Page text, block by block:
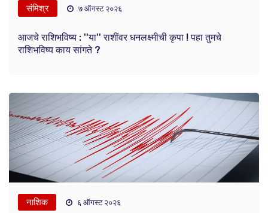
संमिश्र ७ ऑगस्ट २०२६
आजचे राशिभविष्य : ''या'' राशींवर धनलक्ष्मीची कृपा ! पहा तुमचे
राशिभविष्य काय सांगते ?
नाशिक ६ ऑगस्ट २०२६